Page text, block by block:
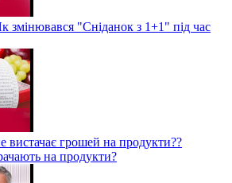
змінювався "Сніданок з 1+1" під час
вистачає грошей на продукти??
на продукти?